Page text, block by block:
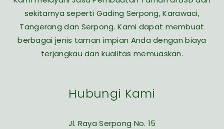
sekitarnya seperti Gading Serpong, Karawaci,
Tangerang dan Serpong. Kami dapat membuat
berbagai jenis taman impian Anda dengan biaya
terjangkau dan kualitas memuaskan.
Hubungi Kami
Jl. Raya Serpong No. 15